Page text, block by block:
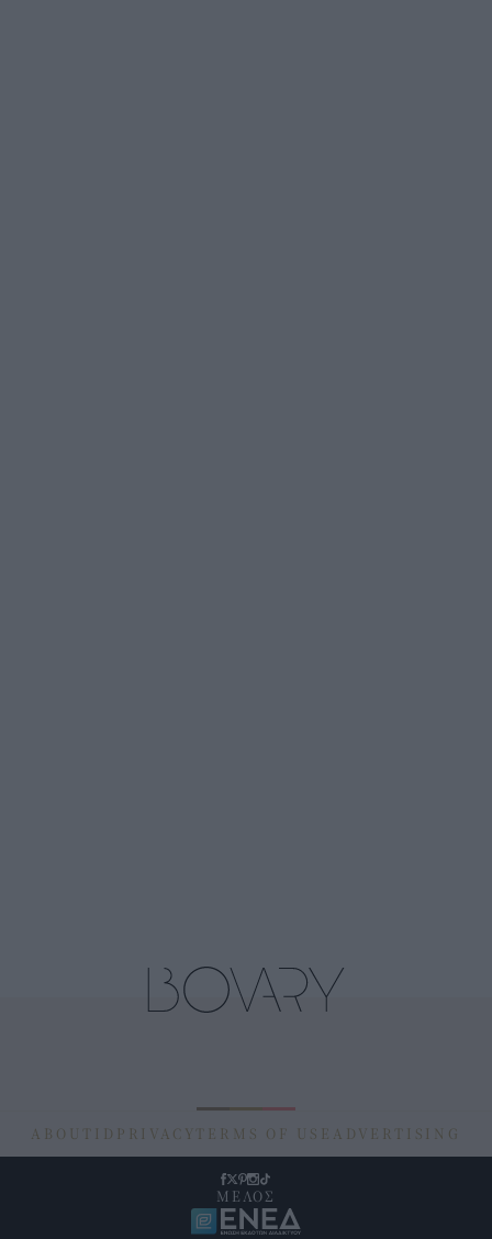
ABOUT ID PRIVACY TERMS OF USE ADVERTISING
ΜΕΛΟΣ